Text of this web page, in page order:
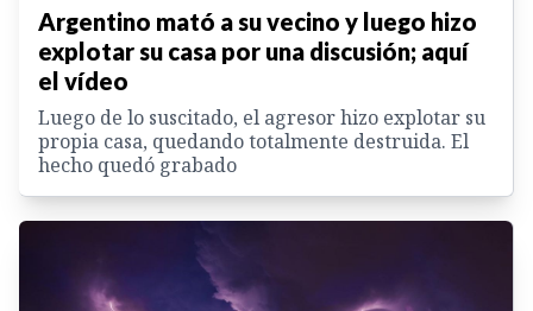
Argentino mató a su vecino y luego hizo
explotar su casa por una discusión; aquí
el vídeo
Luego de lo suscitado, el agresor hizo explotar su
propia casa, quedando totalmente destruida. El
hecho quedó grabado